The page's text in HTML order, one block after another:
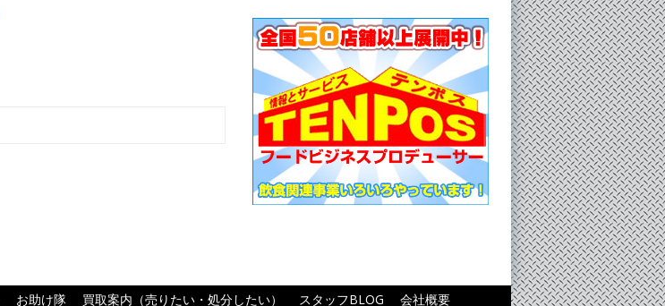
お助け隊 買取案内（売りたい・処分したい） スタッフBLOG 会社概要